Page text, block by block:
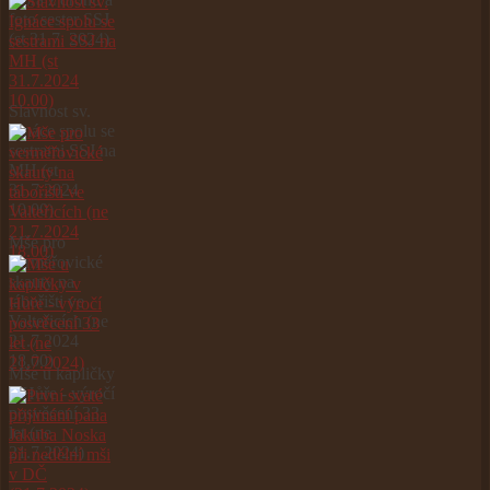
foto sester SSJ
(st 31.7. 2024)
Slavnost sv.
Ignáce spolu se
sestrami SSJ na
MH (st
31.7.2024
10.00)
Mše pro
verměřovické
skauty na
tábořišti ve
Valteřicích (ne
21.7.2024
18.00)
Mše u kapličky
v Hůře - výročí
posvěcení 33
let (ne
21.7.2024)